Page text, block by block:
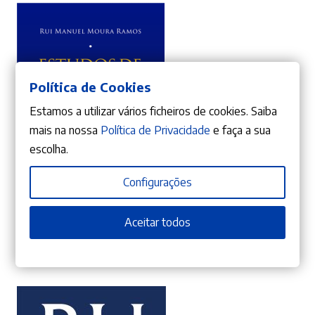
era:
é:
ADICIONAR
original
era:
37,90 €.
atual
é:
26,53 €.
Política de Cookies
Estamos a utilizar vários ficheiros de cookies. Saiba
mais na nossa Política de Privacidade e faça a sua
escolha.
Configurações
Aceitar todos